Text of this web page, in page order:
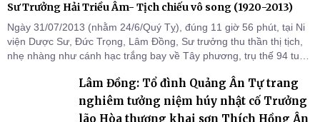
Sư Trưởng Hải Triều Âm- Tịch chiếu vô song (1920-2013)
Ngày 31/07/2013 (nhằm 24/6/Quý Tỵ), đúng 11 giờ 56 phút, tại Ni
viện Dược Sư, Đức Trọng, Lâm Đồng, Sư trưởng thu thần thị tịch,
nhẹ nhàng như cánh hạc trắng bay về Tây phương, trụ thế 94 tuổi
Lâm Đồng: Tổ đình Quảng Ân Tự trang
nghiêm tưởng niệm húy nhật cố Trưởng
lão Hòa thượng khai sơn Thích Hồng Ân